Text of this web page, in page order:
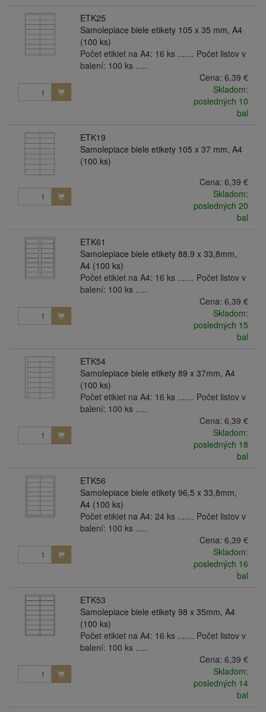
ETK25
Samolepiace biele etikety 105 x 35 mm, A4
(100 ks)
Počet etikiet na A4: 16 ks ....... Počet listov v
balení: 100 ks .....
Cena: 6,39 €
Skladom:
posledných 10
bal
ETK19
Samolepiace biele etikety 105 x 37 mm, A4
(100 ks)
Cena: 6,39 €
Skladom:
posledných 20
bal
ETK61
Samolepiace biele etikety 88,9 x 33,8mm,
A4 (100 ks)
Počet etikiet na A4: 16 ks ....... Počet listov v
balení: 100 ks .....
Cena: 6,39 €
Skladom:
posledných 15
bal
ETK54
Samolepiace biele etikety 89 x 37mm, A4
(100 ks)
Počet etikiet na A4: 16 ks ....... Počet listov v
balení: 100 ks .....
Cena: 6,39 €
Skladom:
posledných 18
bal
ETK56
Samolepiace biele etikety 96,5 x 33,8mm,
A4 (100 ks)
Počet etikiet na A4: 24 ks ....... Počet listov v
balení: 100 ks .....
Cena: 6,39 €
Skladom:
posledných 16
bal
ETK53
Samolepiace biele etikety 98 x 35mm, A4
(100 ks)
Počet etikiet na A4: 16 ks ....... Počet listov v
balení: 100 ks .....
Cena: 6,39 €
Skladom:
posledných 14
bal